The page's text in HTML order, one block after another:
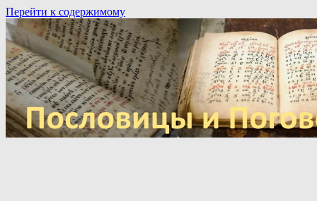
Перейти к содержимому